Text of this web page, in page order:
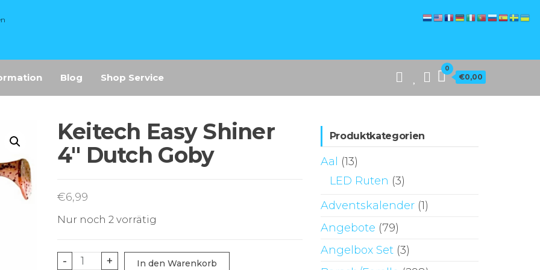
0
€0,00
Blog Shop Service
Keitech Easy Shiner
4″ Dutch Goby
€6,99
Nur noch 2 vorrätig
-
Keitech
+ In den Warenkorb
Produktkategorien
Aal
(13)
LED Ruten (3)
Adventskalender (1)
Angebote (79)
Angelbox Set (3)